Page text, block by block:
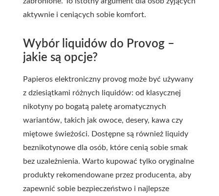
aktywnie i ceniących sobie komfort.
Wybór liquidów do Provog –
jakie są opcje?
Papieros elektroniczny provog może być używany
z dziesiątkami różnych liquidów: od klasycznej
nikotyny po bogatą paletę aromatycznych
wariantów, takich jak owoce, desery, kawa czy
miętowe świeżości. Dostępne są również liquidy
beznikotynowe dla osób, które cenią sobie smak
bez uzależnienia. Warto kupować tylko oryginalne
produkty rekomendowane przez producenta, aby
zapewnić sobie bezpieczeństwo i najlepsze